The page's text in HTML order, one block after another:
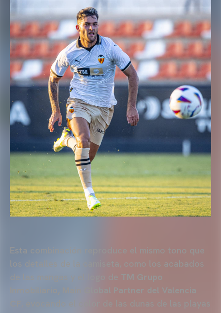
Esta combinación reproduce el mismo tono que
los detalles de la camiseta, como los acabados
TM Grupo